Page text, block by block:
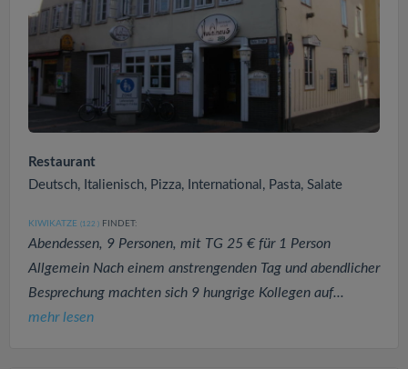
Restaurant
Deutsch, Italienisch, Pizza, International, Pasta, Salate
KIWIKATZE (122 ) FINDET:
Abendessen, 9 Personen, mit TG 25 € für 1 Person
Allgemein Nach einem anstrengenden Tag und abendlicher
Besprechung machten sich 9 hungrige Kollegen auf...
mehr lesen